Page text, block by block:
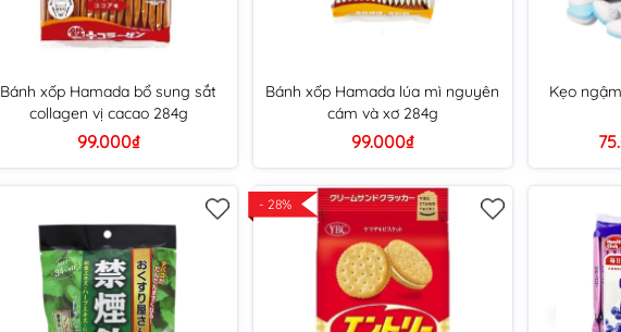
Bánh xốp Hamada bổ sung sắt
collagen vị cacao 284g
99.000₫
Bánh xốp Hamada lúa mì nguyên
cám và xơ 284g
99.000₫
Kẹo
- 28%